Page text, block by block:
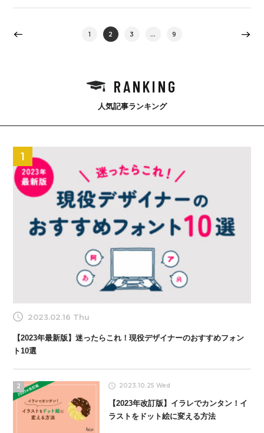
1 2 3 … 9
RANKING
人気記事ランキング
1
2023.02.16 Thu
【2023年最新版】迷ったらこれ！現役デザイナーのおすすめフォン
ト10選
2 2023.10.25 Wed
【2023年改訂版】イラレでカンタン！イ
ラストをドット絵に変える方法